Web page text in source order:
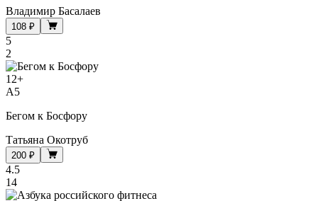
Владимир Басалаев
108 ₽
5
2
12+
A5
Бегом к Босфору
Татьяна Окотруб
200 ₽
4.5
14